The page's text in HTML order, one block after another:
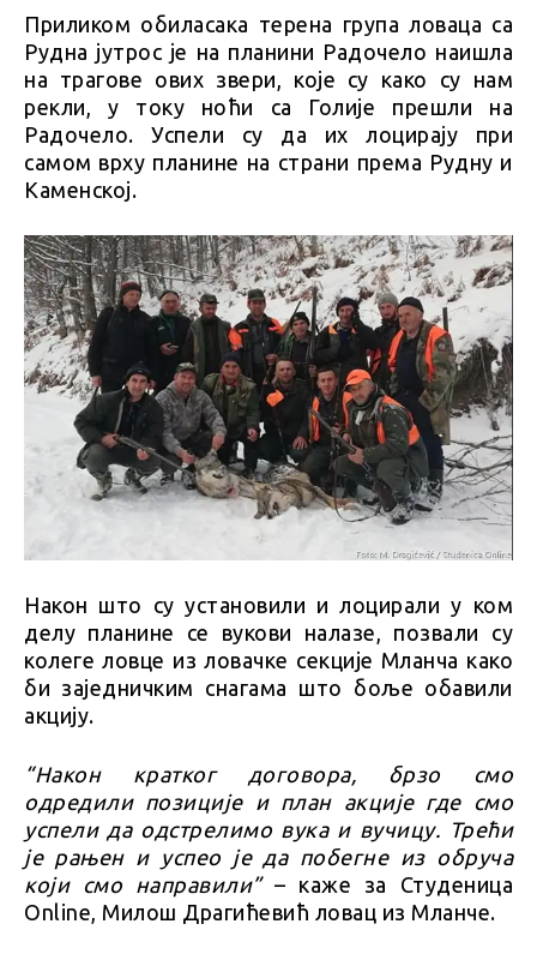
Приликом обиласака терена група ловаца са
Рудна јутрос је на планини Радочело наишла
на трагове ових звери, које су како су нам
рекли, у току ноћи са Голије прешли на
Радочело. Успели су да их лоцирају при
самом врху планине на страни према Рудну и
Каменској.
Након што су установили и лоцирали у ком
делу планине се вукови налазе, позвали су
колеге ловце из ловачке секције Мланча како
би заједничким снагама што боље обавили
акцију.
“Након кратког договора, брзо смо
одредили позиције и план акције где смо
успели да одстрелимо вука и вучицу. Трећи
је рањен и успео је да побегне из обруча
који смо направили”– каже за Студеница
Online, Милош Драгићевић ловац из Мланче.